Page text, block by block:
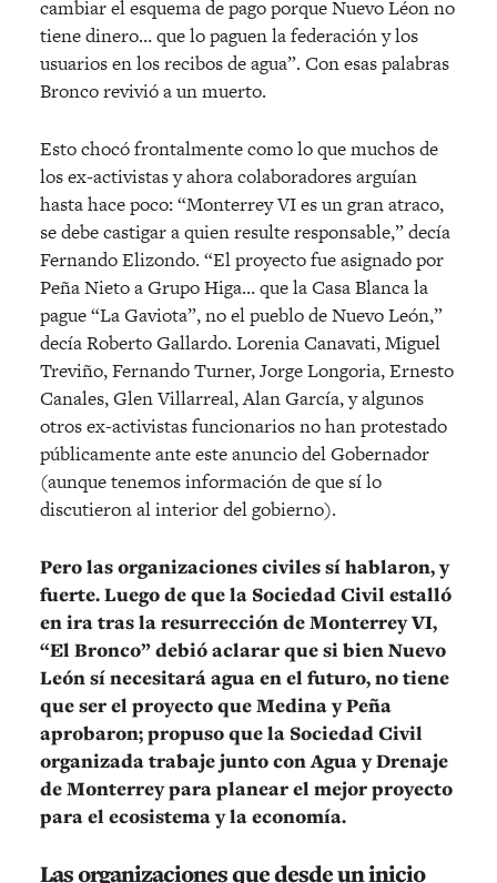
cambiar el esquema de pago porque Nuevo Léon no
tiene dinero… que lo paguen la federación y los
usuarios en los recibos de agua”. Con esas palabras
Bronco revivió a un muerto.
Esto chocó frontalmente como lo que muchos de
los ex-activistas y ahora colaboradores arguían
hasta hace poco: “Monterrey VI es un gran atraco,
se debe castigar a quien resulte responsable,” decía
Fernando Elizondo. “El proyecto fue asignado por
Peña Nieto a Grupo Higa… que la Casa Blanca la
pague “La Gaviota”, no el pueblo de Nuevo León,”
decía Roberto Gallardo. Lorenia Canavati, Miguel
Treviño, Fernando Turner, Jorge Longoria, Ernesto
Canales, Glen Villarreal, Alan García, y algunos
otros ex-activistas funcionarios no han protestado
públicamente ante este anuncio del Gobernador
(aunque tenemos información de que sí lo
discutieron al interior del gobierno).
Pero las organizaciones civiles sí hablaron, y
fuerte. Luego de que la Sociedad Civil estalló
en ira tras la resurrección de Monterrey VI,
“El Bronco” debió aclarar que si bien Nuevo
León sí necesitará agua en el futuro, no tiene
que ser el proyecto que Medina y Peña
aprobaron; propuso que la Sociedad Civil
organizada trabaje junto con Agua y Drenaje
de Monterrey para planear el mejor proyecto
para el ecosistema y la economía.
Las organizaciones que desde un inicio